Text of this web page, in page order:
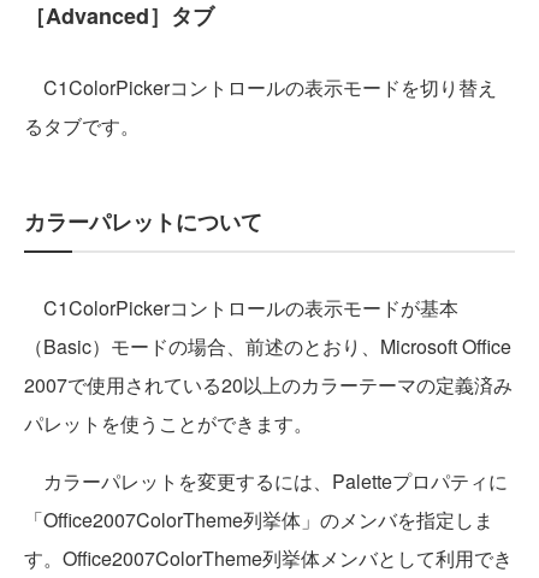
［Advanced］タブ
C1ColorPickerコントロールの表示モードを切り替え
るタブです。
カラーパレットについて
C1ColorPickerコントロールの表示モードが基本
（Basic）モードの場合、前述のとおり、Microsoft Office
2007で使用されている20以上のカラーテーマの定義済み
パレットを使うことができます。
カラーパレットを変更するには、Paletteプロパティに
「Office2007ColorTheme列挙体」のメンバを指定しま
す。Office2007ColorTheme列挙体メンバとして利用でき